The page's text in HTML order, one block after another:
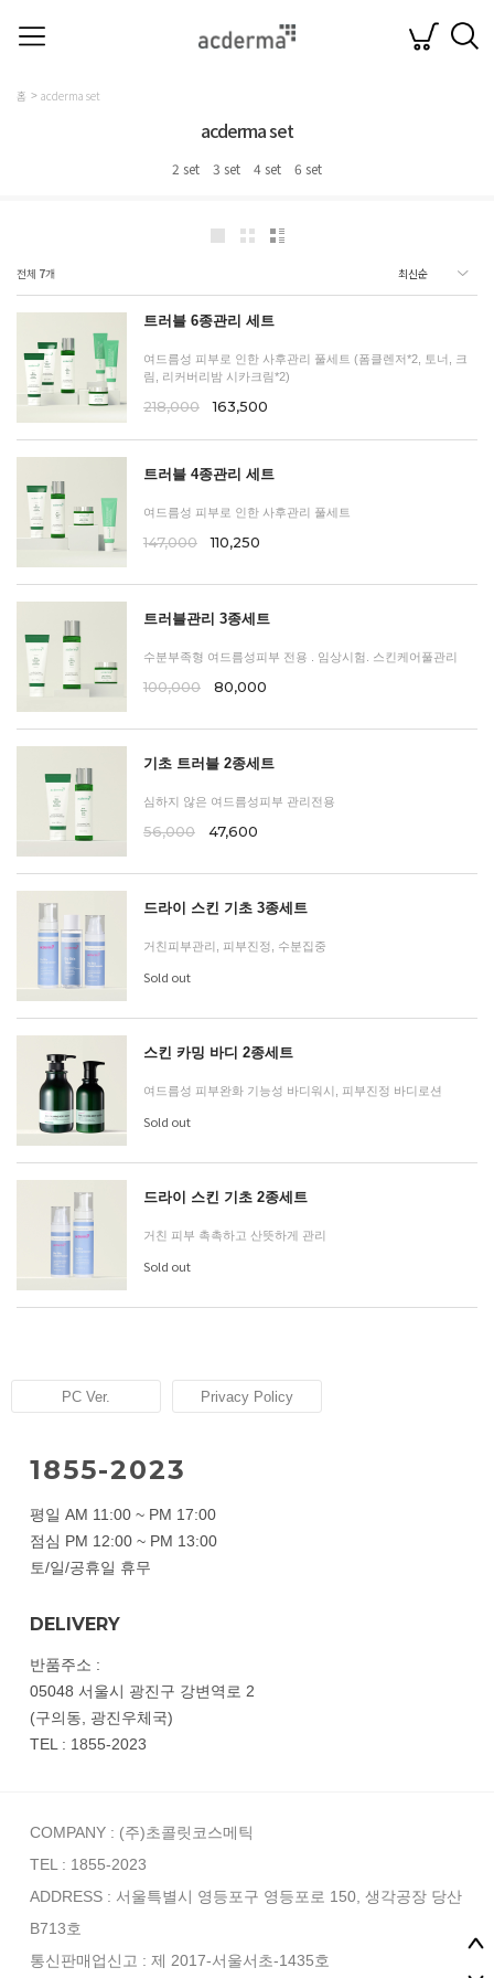
홈 acderma set
acderma set
2 set 3 set 4 set 6 set
전체 7개
트러블 6종관리 세트
여드름성 피부로 인한 사후관리 풀세트 (폼클렌저*2, 토너, 크
림, 리커버리밤 시카크림*2)
218,000 163,500
트러블 4종관리 세트
여드름성 피부로 인한 사후관리 풀세트
147,000 110,250
트러블관리 3종세트
수분부족형 여드름성피부 전용 . 임상시험. 스킨케어풀관리
100,000 80,000
기초 트러블 2종세트
심하지 않은 여드름성피부 관리전용
56,000 47,600
드라이 스킨 기초 3종세트
거친피부관리, 피부진정, 수분집중
Sold out
스킨 카밍 바디 2종세트
여드름성 피부완화 기능성 바디워시, 피부진정 바디로션
Sold out
드라이 스킨 기초 2종세트
거친 피부 촉촉하고 산뜻하게 관리
Sold out
PC Ver. Privacy Policy
1855-2023
평일 AM 11:00 ~ PM 17:00
점심 PM 12:00 ~ PM 13:00
토/일/공휴일 휴무
DELIVERY
반품주소 :
05048 서울시 광진구 강변역로 2
(구의동, 광진우체국)
TEL : 1855-2023
COMPANY : (주)초콜릿코스메틱
TEL : 1855-2023
ADDRESS : 서울특별시 영등포구 영등포로 150, 생각공장 당산
B713호
통신판매업신고 : 제 2017-서울서초-1435호